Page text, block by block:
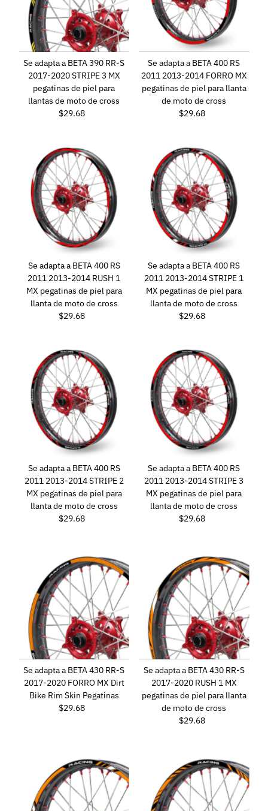
Se adapta a BETA 390 RR-S
2017-2020 STRIPE 3 MX
pegatinas de piel para
llantas de moto de cross
Precio
$29.68
Se adapta a BETA 400 RS
2011 2013-2014 FORRO MX
pegatinas de piel para llanta
de moto de cross
Precio
$29.68
Se adapta a BETA 400 RS
2011 2013-2014 RUSH 1
MX pegatinas de piel para
llanta de moto de cross
Precio
$29.68
Se adapta a BETA 400 RS
2011 2013-2014 STRIPE 1
MX pegatinas de piel para
llanta de moto de cross
Precio
$29.68
Se adapta a BETA 400 RS
2011 2013-2014 STRIPE 2
MX pegatinas de piel para
llanta de moto de cross
Precio
$29.68
Se adapta a BETA 400 RS
2011 2013-2014 STRIPE 3
MX pegatinas de piel para
llanta de moto de cross
Precio
$29.68
Se adapta a BETA 430 RR-S
2017-2020 FORRO MX Dirt
Bike Rim Skin Pegatinas
Precio
$29.68
Se adapta a BETA 430 RR-S
2017-2020 RUSH 1 MX
pegatinas de piel para llanta
de moto de cross
Precio
$29.68